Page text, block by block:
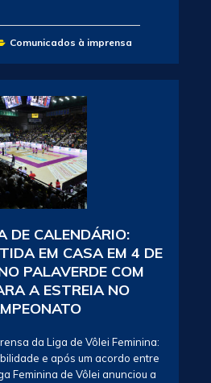
Comunicados à imprensa
DE CALENDÁRIO:
EM CASA EM 4 DE
PALAVERDE COM
A ESTREIA NO
da Liga de Vôlei Feminina:
e após um acordo entre
Feminina de Vôlei anunciou a